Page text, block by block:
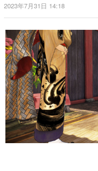
なんでゲー
具体的な形から
です。
ゲームが変
「経験値」「裏
の起源や用法の
イニーP氏が徹底
カテゴリ
特集記事
マンガ
2023年7月31日 14:18